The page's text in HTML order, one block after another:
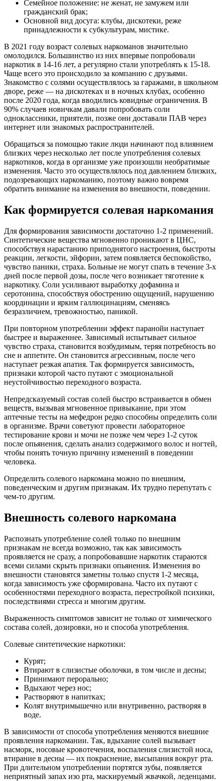
Семейное положение: не женат, не замужем или
гражданский брак;
Основной вид досуга: клубы, дискотеки, реже
принадлежности к субкультурам, мистике.
В 2021 году возраст солевых наркоманов значительно
омолодился. Большинство из них впервые попробовали
наркотик в 14-16 лет, а регулярно стали употреблять к 15-18.
Чаще всего это происходило за компанию с друзьями.
Знакомство с солями осуществлялось за гаражами, в школьном
дворе, реже — на дискотеках и в ночных клубах, особенно
после 2020 года, когда вводились ковидные ограничения. В
90% случаев новичкам давали попробовать соли
одноклассники, приятели, позже они доставали ПАВ через
интернет или знакомых распространителей.
Обращаться за помощью такие люди начинают под влиянием
близких через несколько лет после употребления солевых
наркотиков, когда в организме уже произошли необратимые
изменения. Часто это осуществлялось под давлением близких,
подозревающих наркоманию, поэтому важно вовремя
обратить внимание на изменения во внешности, поведении.
Как формируется солевая наркомания
Для формирования зависимости достаточно 1-2 применений.
Синтетические вещества мгновенно проникают в ЦНС,
способствуя нарастанию приподнятого настроения, быстроты
реакции, легкости, эйфории, затем появляется беспокойство,
чувство паники, страха. Больные не могут спать в течение 3-х
дней после первой дозы, после чего возникает тяготение к
наркотику. Соли усиливают выработку дофамина и
серотонина, способствуя обострению ощущений, нарушению
координации и ярким галлюцинациям, сменяясь
безразличием, тревожностью, паникой.
При повторном употреблении эффект паранойи наступает
быстрее и выраженнее. Зависимый испытывает сильное
чувство страха, становится возбудимым, теряя потребность во
сне и аппетите. Он становится агрессивным, после чего
наступает резкая апатия. Так формируется зависимость,
признаки которой часто путают с эмоциональной
неустойчивостью переходного возраста.
Непредсказуемый состав солей быстро встраивается в обмен
веществ, вызывая мгновенное привыкание, при этом
аптечные тесты на мефедрон редко способны определить соли
в организме. Врачи советуют провести лабораторное
тестирование крови и мочи не позже чем через 1-2 суток
после опьянения, сделать анализ содержимого волос и ногтей,
чтобы понять точную причину изменений в поведении
человека.
Определить солевого наркомана можно по внешним,
поведенческим и другим признакам. Их трудно перепутать с
чем-то другим.
Внешность солевого наркомана
Распознать употребление солей только по внешним
признакам не всегда возможно, так как зависимость
проявляется не сразу, а попробовавшие наркотик стараются
всеми силами скрыть признаки опьянения. Изменения во
внешности становятся заметны только спустя 1-2 месяца,
когда зависимость уже сформирована. Часто их путают с
особенностями переходного возраста, перестройкой психики,
последствиями стресса и многим другим.
Выраженность симптомов зависит не только от химического
состава солей, дозировки, но и способа употребления.
Солевые синтетические наркотики:
Курят;
Втирают в слизистые оболочки, в том числе и десны;
Принимают перорально;
Вдыхают через нос;
Растворяют в напитках;
Колят внутримышечно или внутривенно, растворяя в
воде.
В зависимости от способа употребления меняются внешние
проявления наркомании. Так, вдыхание солей вызывает
насморк, носовые кровотечения, воспаления слизистой носа,
втирание в десны — их покраснение, высыпания вокруг рта.
При длительном употреблении портятся зубы, появляется
неприятный запах изо рта, маскируемый жвачкой, леденцами.